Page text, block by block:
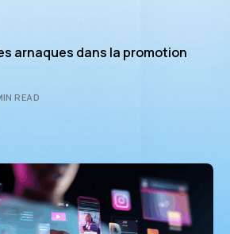
arnaques dans la promotion
READ